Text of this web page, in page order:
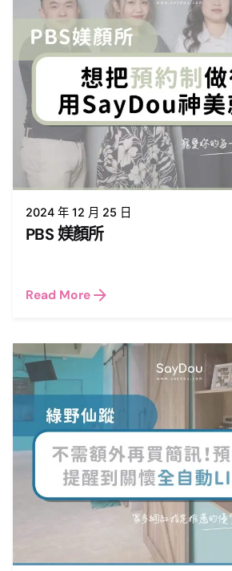
2024 年 12 月 25 日
PBS 媄顏所
Read More